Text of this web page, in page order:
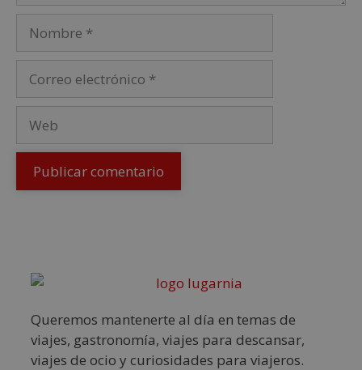
Queremos mantenerte al día en temas de
viajes, gastronomía, viajes para descansar,
viajes de ocio y curiosidades para viajeros.